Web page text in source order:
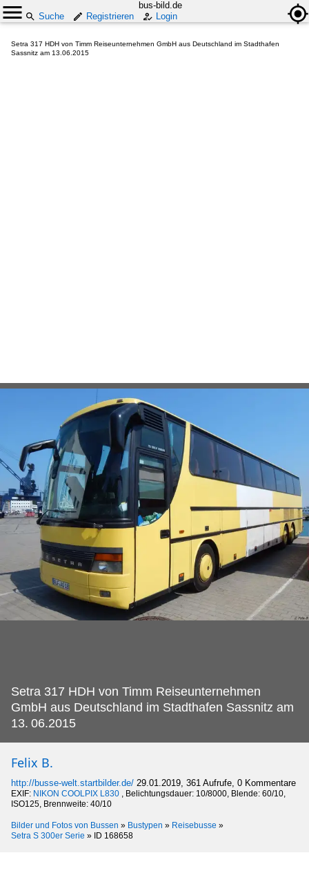
bus-bild.de
Suche
Registrieren Login
Setra 317 HDH von Timm Reiseunternehmen GmbH aus Deutschland im Stadthafen
Sassnitz am 13.06.2015
Setra 317 HDH von Timm Reiseunternehmen
GmbH aus Deutschland im Stadthafen Sassnitz am
13. 06.2015
Felix B.
http://busse-welt.startbilder.de/ 29.01.2019, 361 Aufrufe, 0 Kommentare
EXIF: NIKON COOLPIX L830 , Belichtungsdauer: 10/8000, Blende: 60/10,
ISO125, Brennweite: 40/10
Bilder und Fotos von Bussen » Bustypen » Reisebusse »
Setra S 300er Serie » ID 168658